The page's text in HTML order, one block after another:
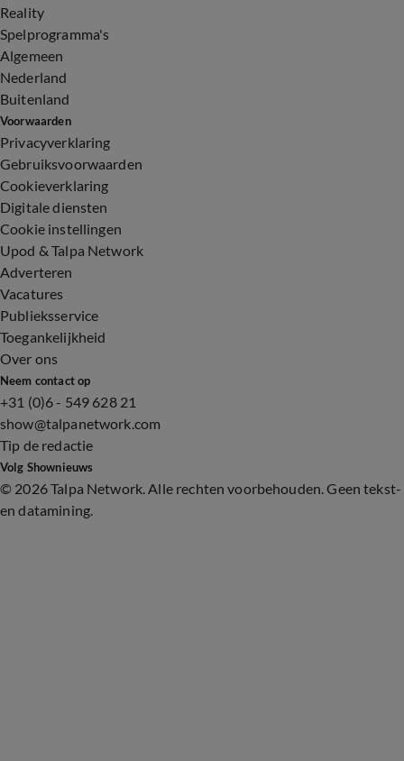
Reality
Spelprogramma's
Algemeen
Nederland
Buitenland
Voorwaarden
Privacyverklaring
Gebruiksvoorwaarden
Cookieverklaring
Digitale diensten
Cookie instellingen
Upod & Talpa Network
Adverteren
Vacatures
Publieksservice
Toegankelijkheid
Over ons
Neem contact op
+31 (0)6 - 549 628 21
show@talpanetwork.com
Tip de redactie
Volg Shownieuws
© 2026 Talpa Network. Alle rechten voorbehouden. Geen tekst-
en datamining.